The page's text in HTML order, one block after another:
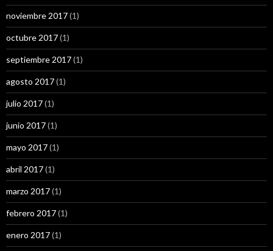
noviembre 2017(1)
octubre 2017(1)
septiembre 2017(1)
agosto 2017(1)
julio 2017(1)
junio 2017(1)
mayo 2017(1)
abril 2017(1)
marzo 2017(1)
febrero 2017(1)
enero 2017(1)